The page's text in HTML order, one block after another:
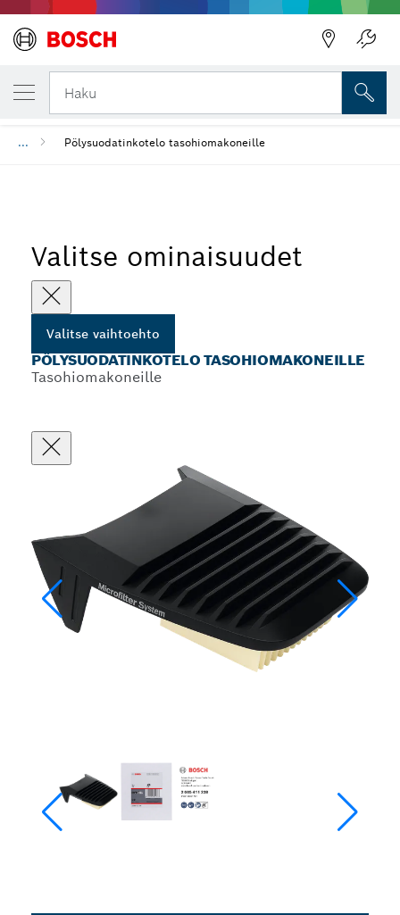
Haku
... Pölysuodatinkotelo tasohiomakoneille
Valitse ominaisuudet
Valitse vaihtoehto
PÖLYSUODATINKOTELO TASOHIOMAKONEILLE
Tasohiomakoneille
VALITSEMASI VAIHTOEHTO
Pölysuodatinkotelo tasohiomakoneille